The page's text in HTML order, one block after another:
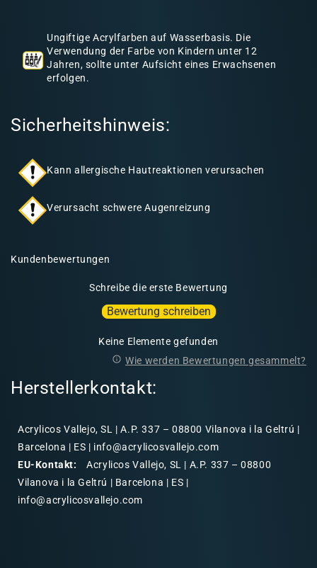
Ungiftige Acrylfarben auf Wasserbasis. Die
Verwendung der Farbe von Kindern unter 12
Jahren, sollte unter Aufsicht eines Erwachsenen
erfolgen.
Sicherheitshinweis:
Kann allergische Hautreaktionen verursachen
Verursacht schwere Augenreizung
Kundenbewertungen
Schreibe die erste Bewertung
Bewertung schreiben
Keine Elemente gefunden
Wie werden Bewertungen gesammelt?
Herstellerkontakt:
Acrylicos Vallejo, SL | A.P. 337 – 08800 Vilanova i la Geltrú |
Barcelona | ES | info@acrylicosvallejo.com
EU-Kontakt:
Acrylicos Vallejo, SL | A.P. 337 – 08800
Vilanova i la Geltrú | Barcelona | ES |
info@acrylicosvallejo.com